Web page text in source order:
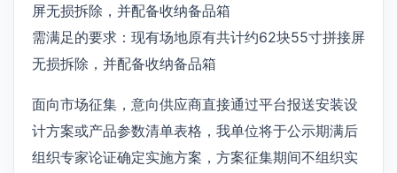
屏无损拆除，并配备收纳备品箱
需满足的要求：现有场地原有共计约62块55寸拼接屏
无损拆除，并配备收纳备品箱
面向市场征集，意向供应商直接通过平台报送安装设
计方案或产品参数清单表格，我单位将于公示期满后
组织专家论证确定实施方案，方案征集期间不组织实